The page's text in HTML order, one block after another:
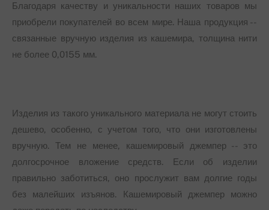
Благодаря качеству и уникальности наших товаров мы
приобрели покупателей во всем мире. Наша продукция --
связанные вручную изделия из кашемира, толщина нити
не более 0,0155 мм.
Изделия из такого уникального материала не могут стоить
дешево, особенно, с учетом того, что они изготовлены
вручную. Тем не менее, кашемировый джемпер -- это
долгосрочное вложение средств. Если об изделии
правильно заботиться, оно прослужит вам долгие годы
без малейших изъянов. Кашемировый джемпер можно